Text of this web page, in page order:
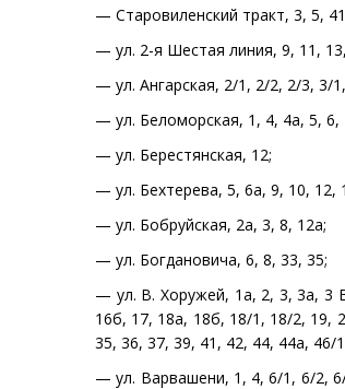
— Старовиленский тракт, 3, 5,
— ул. 2-я Шестая линия, 9, 11,
— ул. Ангарская, 2/1, 2/2, 2/3, 3/
— ул. Беломорская, 1, 4, 4а, 5, 6,
— ул. Берестянская, 12;
— ул. Бехтерева, 5, 6а, 9, 10, 12,
— ул. Бобруйская, 2а, 3, 8, 12а;
— ул. Богдановича, 6, 8, 33, 35;
— ул. В. Хоружей, 1а, 2, 3, 3а, 3
16б, 17, 18а, 18б, 18/1, 18/2, 19,
35, 36, 37, 39, 41, 42, 44, 44а, 46/
— ул. Варвашени, 1, 4, 6/1, 6/2,